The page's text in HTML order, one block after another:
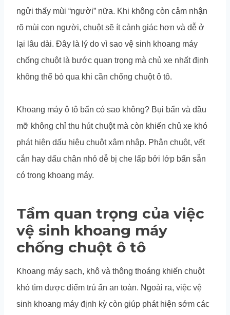
ngửi thấy mùi “người” nữa. Khi không còn cảm nhận
rõ mùi con người, chuột sẽ ít cảnh giác hơn và dễ ở
lại lâu dài. Đây là lý do vì sao vệ sinh khoang máy
chống chuột là bước quan trọng mà chủ xe nhất định
không thể bỏ qua khi cần chống chuột ô tô.
Khoang máy ô tô bẩn có sao không? Bụi bẩn và dầu
mỡ không chỉ thu hút chuột mà còn khiến chủ xe khó
phát hiện dấu hiệu chuột xâm nhập. Phân chuột, vết
cắn hay dấu chân nhỏ dễ bị che lấp bởi lớp bẩn sẵn
có trong khoang máy.
Tầm quan trọng của việc
vệ sinh khoang máy
chống chuột ô tô
Khoang máy sạch, khô và thông thoáng khiến chuột
khó tìm được điểm trú ẩn an toàn. Ngoài ra, việc vệ
sinh khoang máy định kỳ còn giúp phát hiện sớm các